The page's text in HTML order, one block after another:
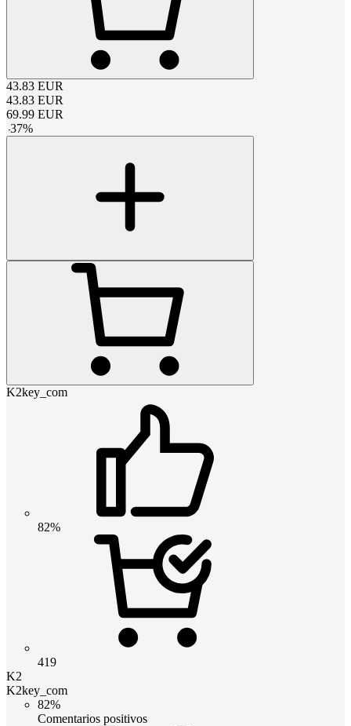
43.83 EUR
43.83 EUR
69.99 EUR
-37%
K2key_com
82%
419
K2
K2key_com
82%
Comentarios positivos